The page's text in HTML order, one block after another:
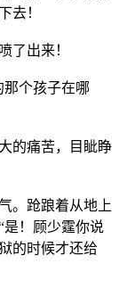
去！
了出来！
个孩子在哪
的痛苦，目眦睁
。跄踉着从地上
是！顾少霆你说
的时候才还给